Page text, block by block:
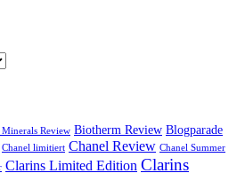
Minerals Review Biotherm Review Blogparade
Chanel limitiert Chanel Review Chanel Summer
Clarins Limited Edition Clarins